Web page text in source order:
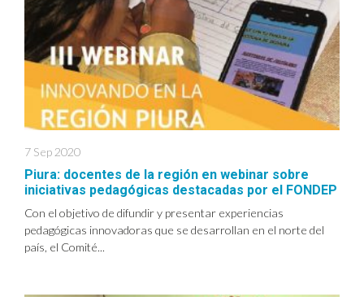
7 Sep 2020
Piura: docentes de la región en webinar sobre
iniciativas pedagógicas destacadas por el FONDEP
Con el objetivo de difundir y presentar experiencias
pedagógicas innovadoras que se desarrollan en el norte del
país, el Comité...